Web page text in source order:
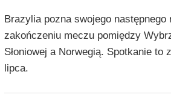
Brazylia pozna swojego następnego
zakończeniu meczu pomiędzy
Słoniowej a Norwegią. Spotkanie to
lipca.